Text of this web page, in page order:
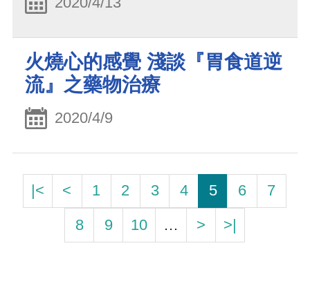
火燒心的感覺 淺談『胃食道逆
流』之藥物治療
2020/4/9
|< < 1 2 3 4 5 6
7
8
9 10 … > >|